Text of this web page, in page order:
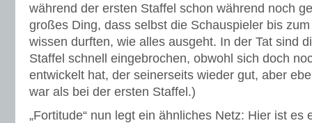
während der ersten Staffel schon während noch
großes Ding, dass selbst die Schauspieler bis
wissen durften, wie alles ausgeht. In der Tat sind
Staffel schnell eingebrochen, obwohl sich doch
entwickelt hat, der seinerseits wieder gut, aber
war als bei der ersten Staffel.)
„Fortitude“ nun legt ein ähnliches Netz: Hier ist es